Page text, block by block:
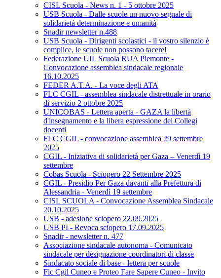
CISL Scuola - News n. 1 - 5 ottobre 2025
USB Scuola - Dalle scuole un nuovo segnale di
solidarietà determinazione e umanità
Snadir newsletter n.488
USB Scuola - Dirigenti scolastici - il vostro silenzio è
complice, le scuole non possono tacere!
Federazione UIL Scuola RUA Piemonte -
Convocazione assemblea sindacale regionale
16.10.2025
FEDER A.T.A. - La voce degli ATA
FLC CGIL - assemblea sindacale distrettuale in orario
di servizio 2 ottobre 2025
UNICOBAS - Lettera aperta - GAZA la libertà
d'insegnamento e la libera espressione dei Collegi
docenti
FLC CGIL - convocazione assemblea 29 settembre
2025
CGIL - Iniziativa di solidarietà per Gaza – Venerdì 19
settembre
Cobas Scuola - Sciopero 22 Settembre 2025
CGIL - Presidio Per Gaza davanti alla Prefettura di
Alessandria - Venerdì 19 settembre
CISL SCUOLA - Convocazione Assemblea Sindacale
20.10.2025
USB - adesione sciopero 22.09.2025
USB PI - Revoca sciopero 17.09.2025
Snadir - newsletter n. 477
Associazione sindacale autonoma - Comunicato
sindacale per designazione coordinatori di classe
Sindacato sociale di base - lettera per scuole
Flc Cgil Cuneo e Proteo Fare Sapere Cuneo - Invito